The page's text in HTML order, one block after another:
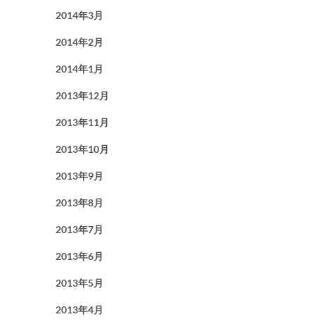
2014年3月
2014年2月
2014年1月
2013年12月
2013年11月
2013年10月
2013年9月
2013年8月
2013年7月
2013年6月
2013年5月
2013年4月